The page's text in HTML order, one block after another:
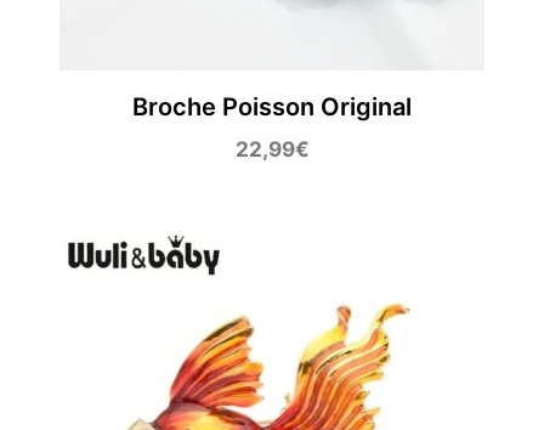
Broche Poisson Original
22,99€